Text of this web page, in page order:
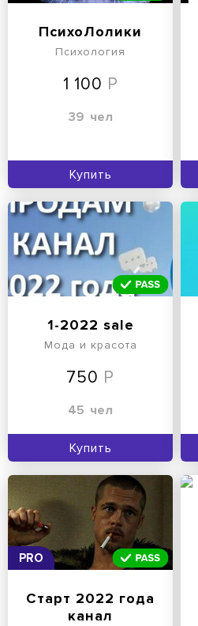
ПсихоЛолики
Психология
1 100
39 чел
Купить
1-2022 sale
Мода и красота
750
45 чел
Купить
PRO
Старт 2022 года
канал